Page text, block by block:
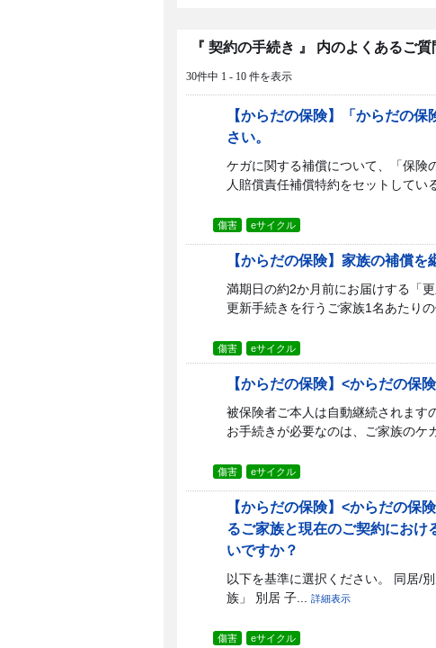
『 契約の手続き 』 内のよくあるご質
30件中 1 - 10 件を表示
【からだの保険】「からだの
さい。
ケガに関する補償について、「保
人賠償責任補償特約をセットしてい
傷害 eサイクル
【からだの保険】家族の補償
満期日の約2か月前にお届けする「
更新手続きを行うご家族1名あたり
傷害 eサイクル
【からだの保険】<からだの保
被保険者ご本人は自動継続されます
お手続きが必要なのは、ご家族のケ
傷害 eサイクル
【からだの保険】<からだの保
るご家族と現在のご契約におけ
いですか？
以下を基準に選択ください。 同居/
族」 別居 子...
詳細表示
傷害 eサイクル